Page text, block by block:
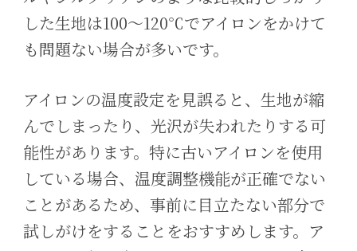
した生地は100〜120℃でアイロンをかけて
も問題ない場合が多いです。
アイロンの温度設定を見誤ると、生地が縮
んでしまったり、光沢が失われたりする可
能性があります。特に古いアイロンを使用
している場合、温度調整機能が正確でない
ことがあるため、事前に目立たない部分で
試しがけをすることをおすすめします。ア